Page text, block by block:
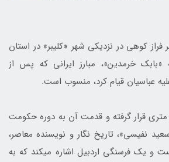
کوهی در نزدیکی شهر «کلیبر» در استان
«بابک خرمدین»، مبارز ایرانی که پس از
عباسیان قیام کرد، منسوب است.
این قلعه در ارتفاع 2300 متری قرار گرفته و قدمت آن به دوره حکومت
ساسانیان باز می‎گردد. «سعید نفیسی»، تاریخ‎ نگار و نویسنده معاصر،
به بقایای قلعه‎ای در بیست و یک فرسنگی اردبیل اشاره می‎کند که به